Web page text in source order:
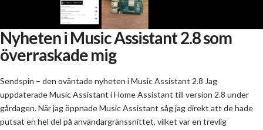
Nyheten i Music Assistant 2.8 som
överraskade mig
Sendspin – den oväntade nyheten i Music Assistant 2.8 Jag
uppdaterade Music Assistant i Home Assistant till version 2.8 under
gårdagen. När jag öppnade Music Assistant såg jag direkt att de hade
putsat en hel del på användargränssnittet, vilket var en trevlig